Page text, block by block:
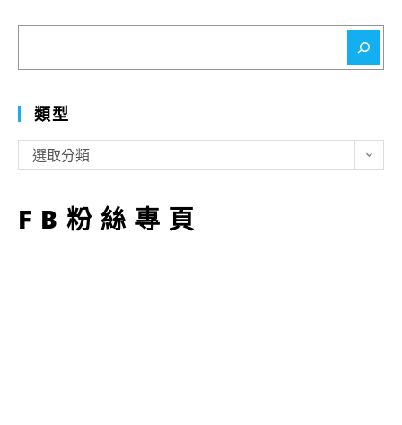
類型
型
選取分類
FB粉絲專頁